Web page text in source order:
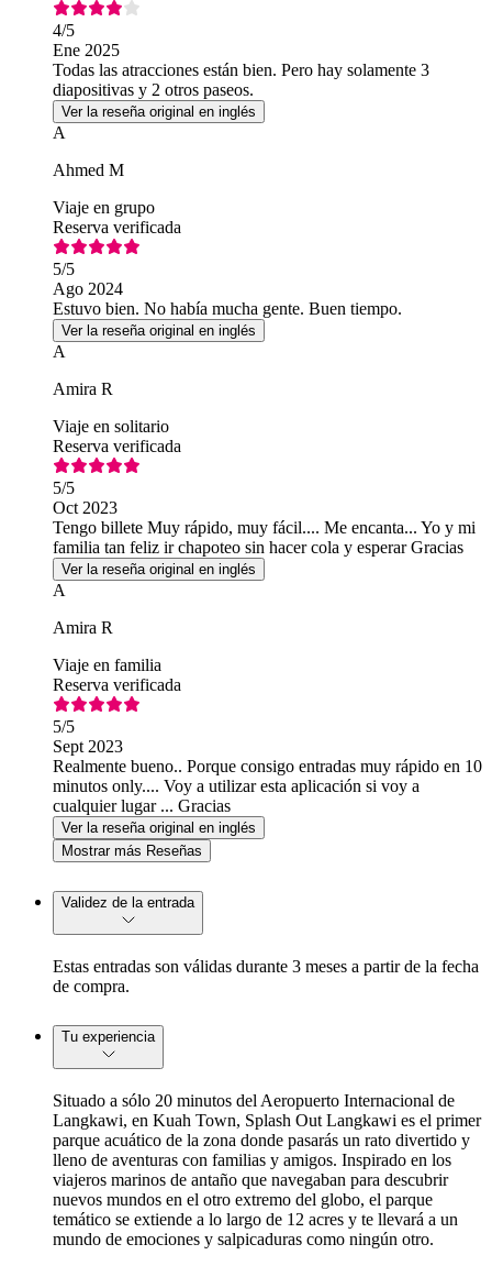
4/5
Ene 2025
Todas las atracciones están bien. Pero hay solamente 3
diapositivas y 2 otros paseos.
Ver la reseña original en inglés
A
Ahmed M
Viaje en grupo
Reserva verificada
5/5
Ago 2024
Estuvo bien. No había mucha gente. Buen tiempo.
Ver la reseña original en inglés
A
Amira R
Viaje en solitario
Reserva verificada
5/5
Oct 2023
Tengo billete Muy rápido, muy fácil.... Me encanta... Yo y mi
familia tan feliz ir chapoteo sin hacer cola y esperar Gracias
Ver la reseña original en inglés
A
Amira R
Viaje en familia
Reserva verificada
5/5
Sept 2023
Realmente bueno.. Porque consigo entradas muy rápido en 10
minutos only.... Voy a utilizar esta aplicación si voy a
cualquier lugar ... Gracias
Ver la reseña original en inglés
Mostrar más Reseñas
Validez de la entrada
Estas entradas son válidas durante 3 meses a partir de la fecha
de compra.
Tu experiencia
Situado a sólo 20 minutos del Aeropuerto Internacional de
Langkawi, en Kuah Town, Splash Out Langkawi es el primer
parque acuático de la zona donde pasarás un rato divertido y
lleno de aventuras con familias y amigos. Inspirado en los
viajeros marinos de antaño que navegaban para descubrir
nuevos mundos en el otro extremo del globo, el parque
temático se extiende a lo largo de 12 acres y te llevará a un
mundo de emociones y salpicaduras como ningún otro.